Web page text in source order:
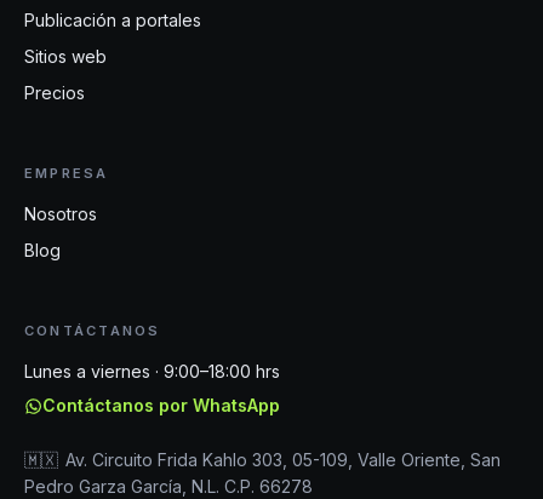
Publicación a portales
Sitios web
Precios
EMPRESA
Nosotros
Blog
CONTÁCTANOS
Lunes a viernes · 9:00–18:00 hrs
Contáctanos por WhatsApp
🇲🇽 Av. Circuito Frida Kahlo 303, 05-109, Valle Oriente, San
Pedro Garza García, N.L. C.P. 66278